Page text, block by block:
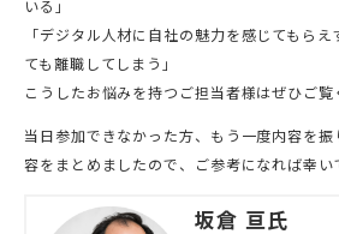
いる」
「デジタル人材に自社の魅力を感じてもら
ても離職してしまう」
こうしたお悩みを持つご担当者様はぜひご覧
当日参加できなかった方、もう一度内容を
容をまとめましたので、ご参考になれば幸い
坂倉 亘氏